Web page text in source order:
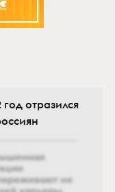
отразился